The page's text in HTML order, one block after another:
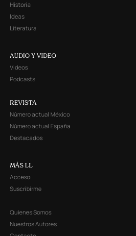
Historia
Ideas
Literatura
AUDIO Y VIDEO
Videos
Podcasts
REVISTA
Número actual México
Número actual España
Destacados
MÁS LL
Acceso
Suscribirme
Quienes Somos
Nuestros Autores